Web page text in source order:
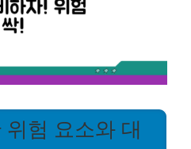
험 요소와 대